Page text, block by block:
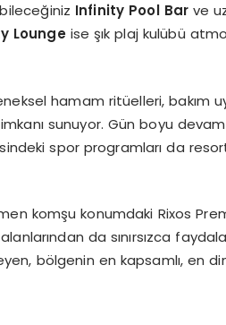
Infinity Pool Bar ve
Loungeise şık plaj kulübü
hamam ritüelleri, bakım
sunuyor. Gün boyu
spor programları da
komşu konumdaki Rixos
da sınırsızca
bölgenin en kapsamlı, en